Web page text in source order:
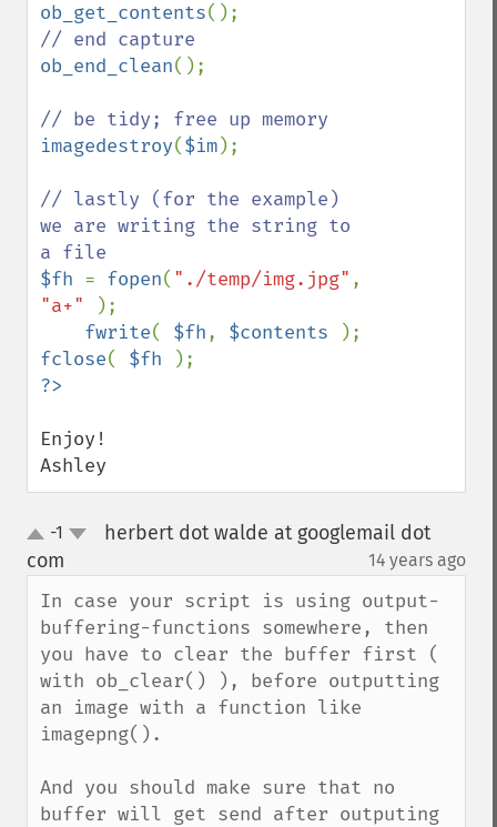
ob_get_contents
ob_end_clean();
imagedestroy($im);
// lastly (for the example)
we are writing the string to
$fh = fopen( "./temp/img.jpg"
"a+"
);
fwrite( $fh, $contents
fclose( $fh
?>
Enjoy!
Ashley
up-1
herbert dot walde at googlemail dot
com
14 years ago
In case your script is using output-
buffering-functions somewhere, then
you have to clear the buffer first (
with ob_clear() ), before outputting
an image with a function like
imagepng().
And you should make sure that no
buffer will get send after outputing